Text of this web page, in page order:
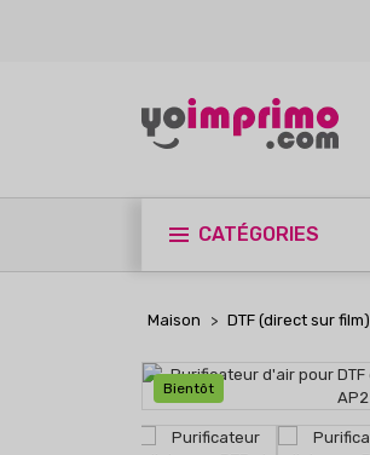
CATÉGORIES
Maison DTF (direct sur film)
Bientôt